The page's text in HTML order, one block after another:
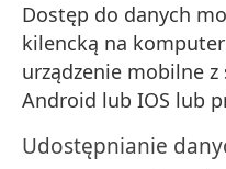
Dostęp do danych
kilencką na
urządzenie mobilne
Android lub IOS lub
Udostępnianie